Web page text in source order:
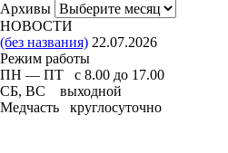
Архивы
НОВОСТИ
(без названия) 22.07.2026
Режим работы
ПН — ПТ с 8.00 до 17.00
СБ, ВС выходной
Медчасть круглосуточно